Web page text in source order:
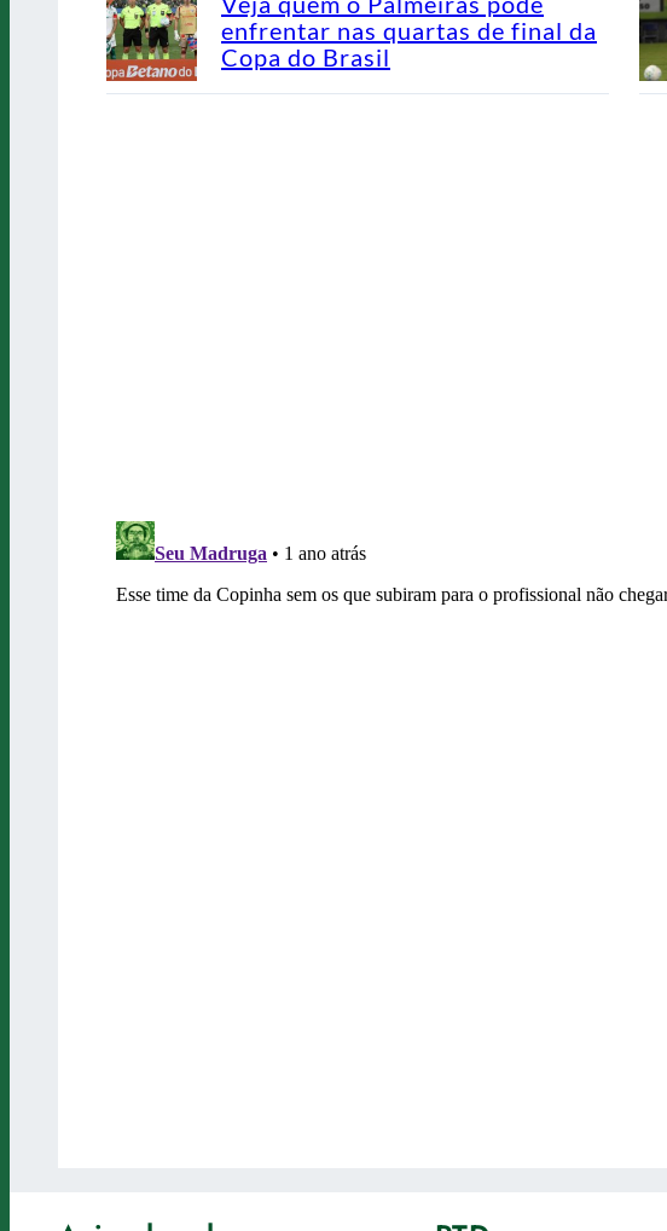
enfrentar nas quartas de final da
Copa do Brasil